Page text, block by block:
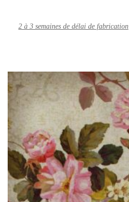
2 à 3 semaines de délai de fabrication